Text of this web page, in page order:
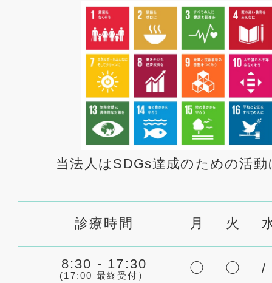
当法人はSDGs達成のための活
診療時間 月 火
8:30 - 17:30
(17:00 最終受付） ◯ ◯ /